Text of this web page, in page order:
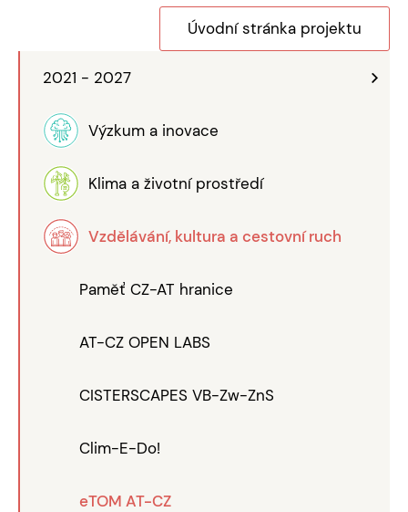
2021 - 2027
Výzkum a inovace
Klima a životní prostředí
Vzdělávání, kultura a cestovní ruch
Paměť CZ-AT hranice
AT-CZ OPEN LABS
CISTERSCAPES VB-Zw-ZnS
Clim-E-Do!
eTOM AT-CZ
Úvodní stránka projektu